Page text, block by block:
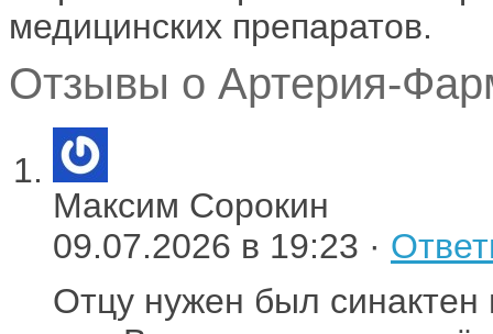
медицинских препаратов.
Отзывы о Артерия-
Максим Сорокин
09.07.2026 в 19:23 ·
Отцу нужен был синактен